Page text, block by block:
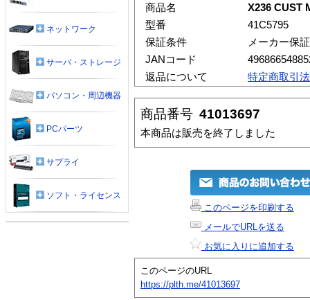
商品名
X236 CUST
型番
41C5795
保証条件
メーカー保証
JANコード
返品について
特定商取引
商品番号 41013697
本商品は販売を終了しました
このページを印刷する
メールでURLを送る
お気に入りに追加する
このページのURL
https://plth.me/41013697
ネットワーク
サーバ・ストレージ
パソコン・周辺機器
PCパーツ
サプライ
ソフト・ライセンス